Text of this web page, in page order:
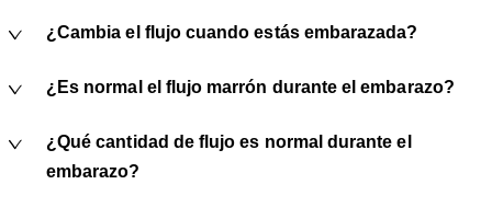
¿Cambia el flujo cuando estás embarazada?
¿Es normal el flujo marrón durante el embarazo?
¿Qué cantidad de flujo es normal durante el
embarazo?